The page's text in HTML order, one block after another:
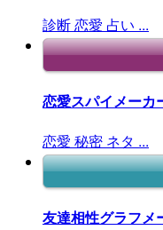
診断恋愛 占い ...
恋愛スパイメーカ
恋愛 秘密 ネタ ...
友達相性グラフメ